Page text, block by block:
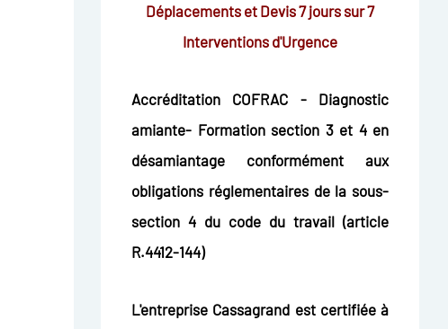
Déplacements et Devis 7 jours sur 7
Interventions d'Urgence
Accréditation COFRAC - Diagnostic
amiante- Formation section 3 et 4 en
désamiantage conformément aux
obligations réglementaires de la sous-
section 4 du code du travail (article
R.4412-144)
L'entreprise Cassagrand est certifiée à